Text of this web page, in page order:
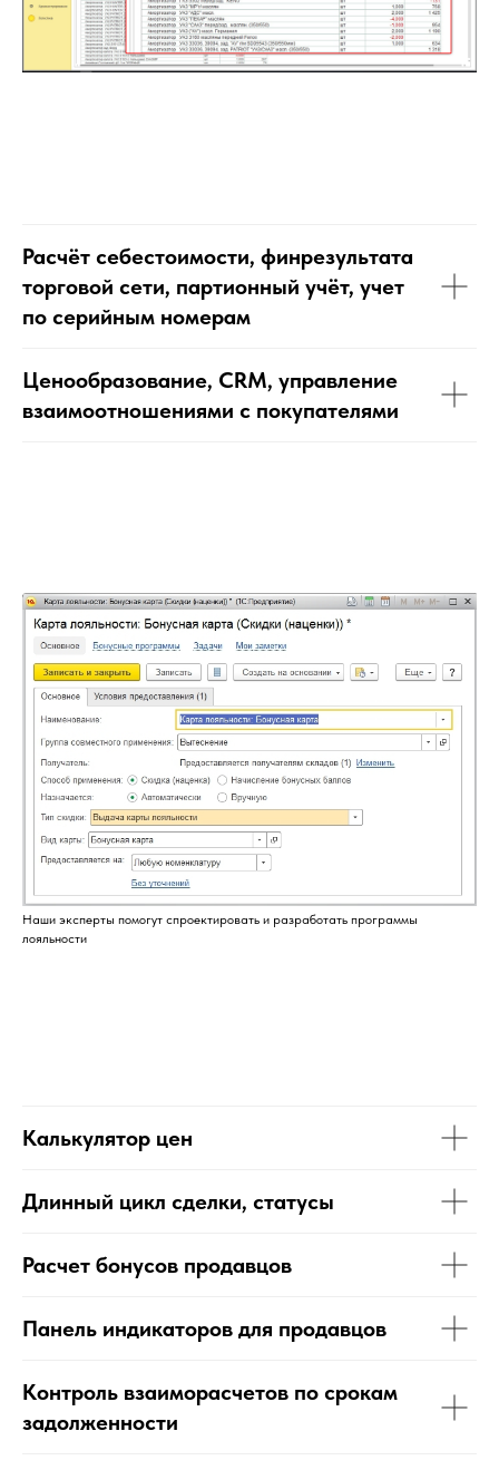
Расчёт себестоимости, финрезультата
торговой сети, партионный учёт, учет
по серийным номерам
Ценообразование, CRM, управление
взаимоотношениями с покупателями
Наши эксперты помогут спроектировать и разработать программы
лояльности
Калькулятор цен
Длинный цикл сделки, статусы
Расчет бонусов продавцов
Панель индикаторов для продавцов
Контроль взаиморасчетов по срокам
задолженности